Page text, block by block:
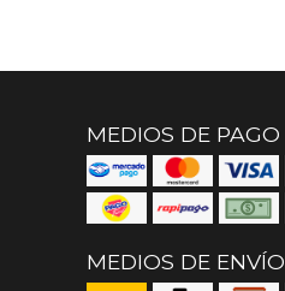
MEDIOS DE PAGO
MEDIOS DE ENVÍO